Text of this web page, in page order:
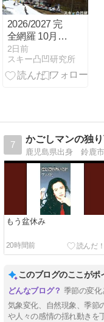
2026/2027 完
全網羅 10月、
11月にオープ
ンするスキー
場
2日前
スキー凸凹研究所
7
かごしマンの独
鹿児島県出身 鈴鹿
もう盆休み
20時間前
このブログのここがポ
季節の変化
気象変化、自然現象、季節
や人々の感情の揺れ動きを